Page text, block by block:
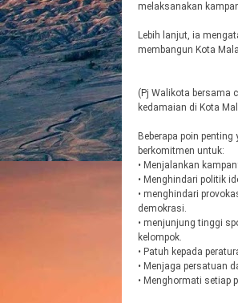
melaksanakan
Lebih lanjut, ia
membangun Kota
(Pj Walikota bersama
kedamaian di Kota
Beberapa poin
berkomitmen untuk:
• Menjalankan
• Menghindari politik
• menghindari
demokrasi.
• menjunjung tinggi
kelompok.
• Patuh kepada
• Menjaga persatuan
• Menghormati setiap